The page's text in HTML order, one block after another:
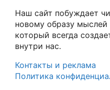
Наш сайт побуждает
новому образу
который всегда
внутри нас.
Контакты и реклама
Политика